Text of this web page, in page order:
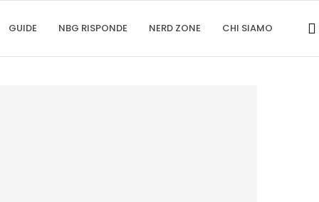
GUIDE NBG RISPONDE NERD ZONE CHI SIAMO